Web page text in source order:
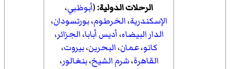
الرحلات الدولية:(أبوظبي،
الإسكندرية،الخرطوم،بورتسودان،
الدار البيضاء،أديس أبابا،الجزائر،
كانو،عمان،البحرين،بيروت،
القاهرة،شرم الشيخ،بنغالور،